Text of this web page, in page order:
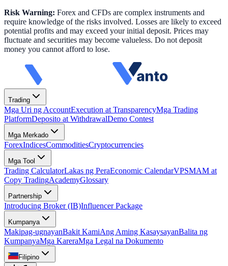
Risk Warning: Forex and CFDs are complex instruments and
require knowledge of the risks involved. Losses are likely to exceed
potential profits and may exceed your initial deposit. Prices may
fluctuate and securities may become valueless. Do not deposit
money you cannot afford to lose.
Trading
Mga Uri ng AccountExecution at TransparencyMga Trading
PlatformDeposito at WithdrawalDemo Contest
Mga Merkado
ForexIndicesCommoditiesCryptocurrencies
Mga Tool
Trading CalculatorLakas ng PeraEconomic CalendarVPSMAM at
Copy TradingAcademyGlossary
Partnership
Introducing Broker (IB)Influencer Package
Kumpanya
Makipag-ugnayanBakit KamiAng Aming KasaysayanBalita ng
KumpanyaMga KareraMga Legal na Dokumento
Filipino